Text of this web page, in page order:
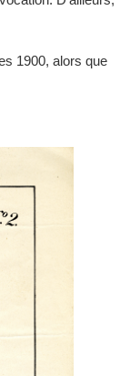
1900, alors que